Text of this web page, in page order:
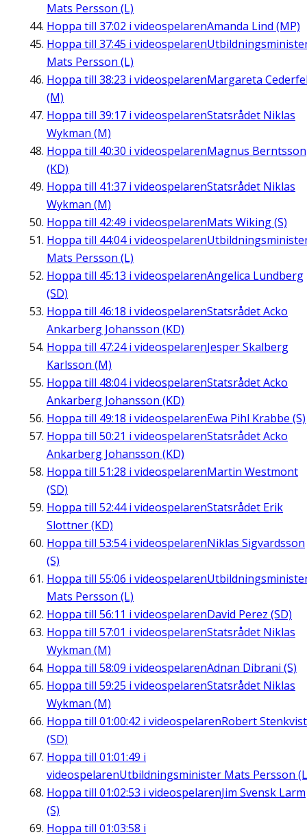
Mats Persson (L)
Hoppa till 37:02 i videospelarenAmanda Lind (MP)
Hoppa till 37:45 i videospelaren
Mats Persson (L)
Hoppa till 38:23 i videospelarenMargareta
(M)
Hoppa till 39:17 i videospelarenStatsrådet Niklas
Wykman (M)
Hoppa till 40:30 i videospelarenMagnus Berntsson
(KD)
Hoppa till 41:37 i videospelarenStatsrådet Niklas
Wykman (M)
Hoppa till 42:49 i videospelarenMats Wiking (S)
Hoppa till 44:04i videospelaren
Mats Persson (L)
Hoppa till 45:13 i videospelarenAngelica Lundberg
(SD)
Hoppa till 46:18 i videospelarenStatsrådet Acko
Ankarberg Johansson (KD)
Hoppa till 47:24i videospelarenJesper Skalberg
Karlsson (M)
Hoppa till 48:04i videospelarenStatsrådet Acko
Ankarberg Johansson (KD)
Hoppa till 49:18 i videospelarenEwa Pihl Krabbe (S)
Hoppa till 50:21 i videospelarenStatsrådet Acko
Ankarberg Johansson (KD)
Hoppa till 51:28 i videospelarenMartin Westmont
(SD)
Hoppa till 52:44i videospelarenStatsrådet Erik
Slottner (KD)
Hoppa till 53:54i videospelarenNiklas Sigvardsson
(S)
Hoppa till 55:06 i videospelaren
Mats Persson (L)
Hoppa till 56:11 i videospelarenDavid Perez (SD)
Hoppa till 57:01 i videospelarenStatsrådet Niklas
Wykman (M)
Hoppa till 58:09 i videospelarenAdnan Dibrani (S)
Hoppa till 59:25 i videospelarenStatsrådet Niklas
Wykman (M)
Hoppa till 01:00:42 i videospelarenRobert Stenkvist
(SD)
Hoppa till 01:01:49 i
videospelarenUtbildningsminister Mats Persson
Hoppa till 01:02:53 i videospelarenJim Svensk Larm
(S)
Hoppa till 01:03:58 i